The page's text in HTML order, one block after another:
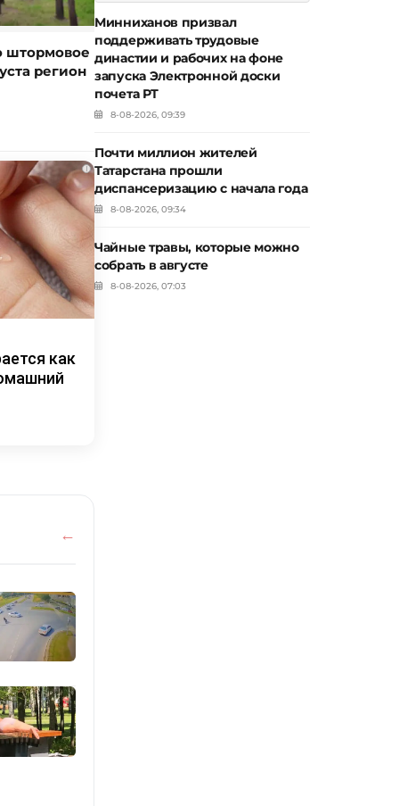
штормовое
регион
i
как
Минниханов призвал
поддерживать трудовые
династии и рабочих на фоне
запуска Электронной доски
почета РТ
8-08-2026, 09:39
Почти миллион жителей
Татарстана прошли
диспансеризацию с начала года
8-08-2026, 09:34
Чайные травы, которые можно
собрать в августе
8-08-2026, 07:03